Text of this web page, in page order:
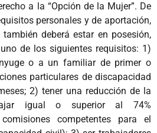
a la “Opción de la Mujer”. De
personales y de aportación,
deberá estar en posesión,
de los siguientes requisitos: 1)
o a un familiar de primer o
particulares de discapacidad
2) tener una reducción de la
igual o superior al 74%
competentes para el